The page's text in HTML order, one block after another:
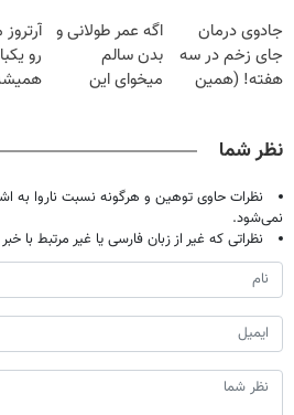
میلیون تومان!!!
خانگی
جادوی درمان
جای زخم در سه
هفته! (همین
اگه عمر طولانی و
بدن سالم
میخوای این
رو
نظر شما
نظرات حاوی توهین و هرگونه نسبت ناروا
نمی‌شود.
نظراتی که غیر از زبان فارسی یا غیر مرتبط با